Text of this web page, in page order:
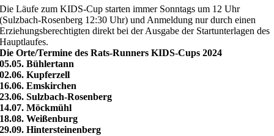
Die Läufe zum KIDS-Cup starten immer Sonntags um 12 Uhr
(Sulzbach-Rosenberg 12:30 Uhr) und Anmeldung nur durch einen
Erziehungsberechtigten direkt bei der Ausgabe der Startunterlagen des
Hauptlaufes.
Die Orte/Termine des Rats-Runners KIDS-Cups 2024
05.05. Bühlertann
02.06. Kupferzell
16.06. Emskirchen
23.06. Sulzbach-Rosenberg
14.07. Möckmühl
18.08. Weißenburg
29.09. Hintersteinenberg